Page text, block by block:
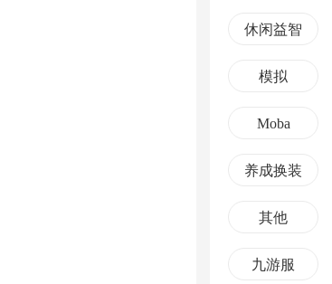
休闲益智
模拟
Moba
养成换装
其他
九游服